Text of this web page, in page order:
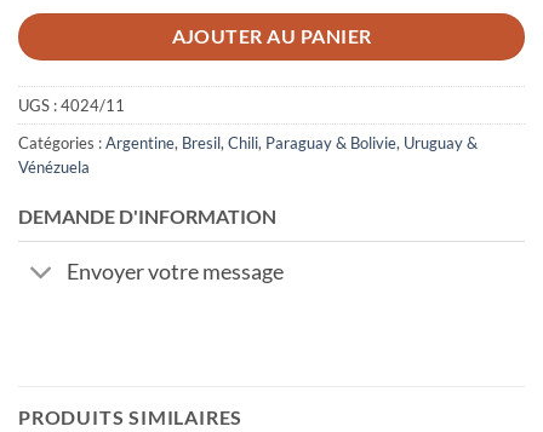
AJOUTER AU PANIER
UGS :4024/11
Catégories :Argentine, Bresil,Chili, Paraguay & Bolivie, Uruguay &
Vénézuela
DEMANDE D'INFORMATION
Envoyer votre message
PRODUITS SIMILAIRES